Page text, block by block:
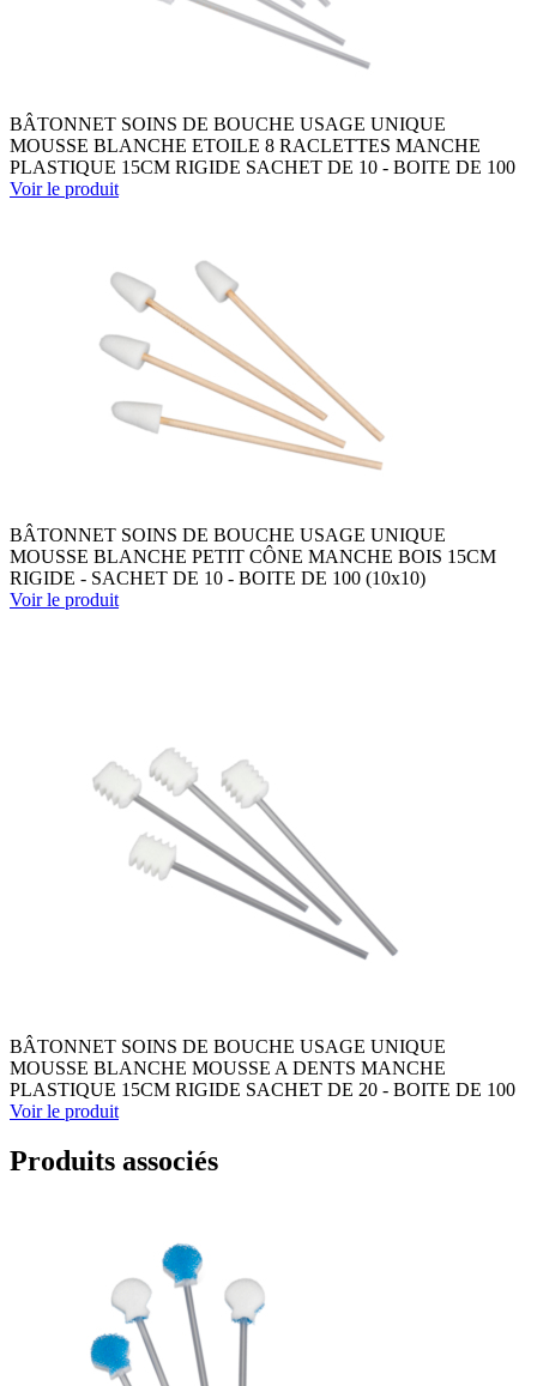
BÂTONNET SOINS DE BOUCHE USAGE UNIQUE
MOUSSE BLANCHE ETOILE 8 RACLETTES MANCHE
PLASTIQUE 15CM RIGIDE SACHET DE 10 - BOITE DE 100
Voir le produit
BÂTONNET SOINS DE BOUCHE USAGE UNIQUE
MOUSSE BLANCHE PETIT CÔNE MANCHE BOIS 15CM
RIGIDE - SACHET DE 10 - BOITE DE 100 (10x10)
Voir le produit
BÂTONNET SOINS DE BOUCHE USAGE UNIQUE
MOUSSE BLANCHE MOUSSE A DENTS MANCHE
PLASTIQUE 15CM RIGIDE SACHET DE 20 - BOITE DE 100
Voir le produit
Produits associés